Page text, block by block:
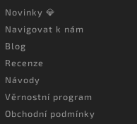
Novinky 💎
Navigovat k nám
Blog
Recenze
Návody
Věrnostní program
Obchodní podmínky